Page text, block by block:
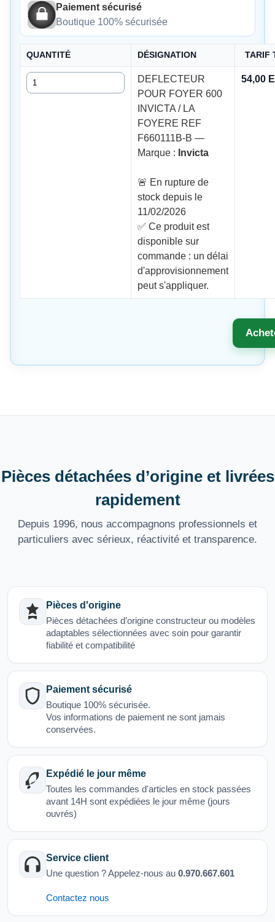
Paiement sécurisé
Boutique 100% sécurisée
QUANTITÉ DÉSIGNATION TARIF
Quantité
DEFLECTEUR
POUR FOYER 600
INVICTA / LA
FOYERE REF
F660111B-B —
Marque : Invicta
🚨 En rupture de
stock depuis le
11/02/2026
✅ Ce produit est
disponible sur
commande : un délai
d'approvisionnement
peut s'appliquer.
54,00
Pièces détachées d’origine et livrées
rapidement
Depuis 1996, nous accompagnons professionnels et
particuliers avec sérieux, réactivité et transparence.
Pièces d'origine
Pièces détachées d’origine constructeur ou modèles
adaptables sélectionnées avec soin pour garantir
fiabilité et compatibilité
Paiement sécurisé
Boutique 100% sécurisée.
Vos informations de paiement ne sont jamais
conservées.
Expédié le jour même
Toutes les commandes d'articles en stock passées
avant 14H sont expédiées le jour même (jours
ouvrés)
Service client
Une question ? Appelez-nous au 0.970.667.601
Contactez nous